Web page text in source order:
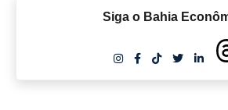
Siga o Bahia